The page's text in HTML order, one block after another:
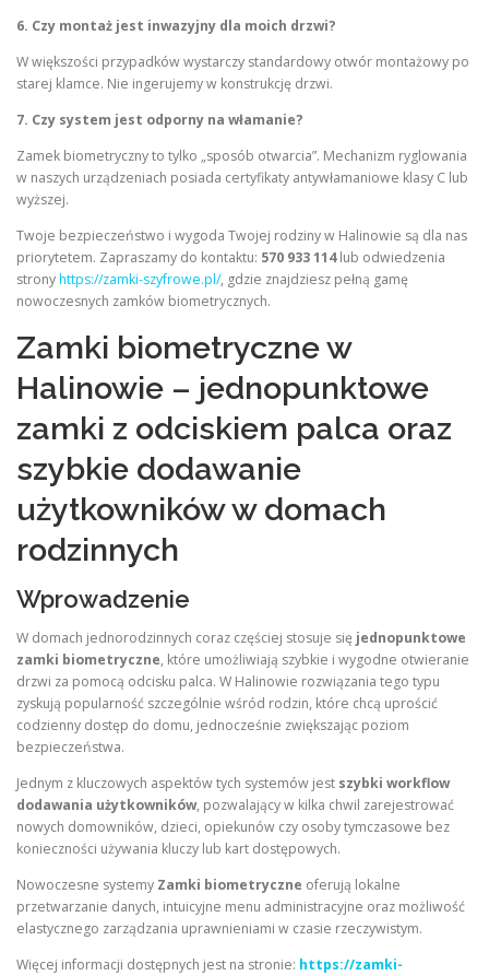
6. Czy montaż jest inwazyjny dla moich drzwi?
W większości przypadków wystarczy standardowy otwór montażowy po
starej klamce. Nie ingerujemy w konstrukcję drzwi.
7. Czy system jest odporny na włamanie?
Zamek biometryczny to tylko „sposób otwarcia”. Mechanizm ryglowania
w naszych urządzeniach posiada certyfikaty antywłamaniowe klasy C lub
wyższej.
Twoje bezpieczeństwo i wygoda Twojej rodziny w Halinowie są dla nas
priorytetem. Zapraszamy do kontaktu: 570 933 114lub odwiedzenia
stronyhttps://zamki-szyfrowe.pl/, gdzie znajdziesz pełną gamę
nowoczesnych zamków biometrycznych.
Zamki biometryczne w
Halinowie – jednopunktowe
zamki z odciskiem palca oraz
szybkie dodawanie
użytkowników w domach
rodzinnych
Wprowadzenie
W domach jednorodzinnych coraz częściej stosuje się jednopunktowe
zamki biometryczne, które umożliwiają szybkie i wygodne otwieranie
drzwi za pomocą odcisku palca. W Halinowie rozwiązania tego typu
zyskują popularność szczególnie wśród rodzin, które chcą uprościć
codzienny dostęp do domu, jednocześnie zwiększając poziom
bezpieczeństwa.
Jednym z kluczowych aspektów tych systemów jest szybki workflow
dodawania użytkowników, pozwalający w kilka chwil zarejestrować
nowych domowników, dzieci, opiekunów czy osoby tymczasowe bez
konieczności używania kluczy lub kart dostępowych.
Nowoczesne systemy Zamki biometryczne oferują lokalne
przetwarzanie danych, intuicyjne menu administracyjne oraz możliwość
elastycznego zarządzania uprawnieniami w czasie rzeczywistym.
Więcej informacji dostępnych jest na stronie: https://zamki-